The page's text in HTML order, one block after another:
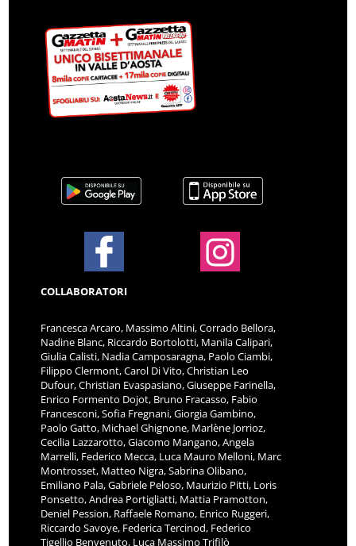
COLLABORATORI
Francesca Arcaro, Massimo Altini, Corrado Bellora,
Nadine Blanc, Riccardo Bortolotti, Manila Calipari,
Giulia Calisti, Nadia Camposaragna, Paolo Ciambi,
Filippo Clermont, Carol Di Vito, Christian Leo
Dufour, Christian Evaspasiano, Giuseppe Farinella,
Enrico Formento Dojot, Bruno Fracasso, Fabio
Francesconi, Sofia Fregnani, Giorgia Gambino,
Paolo Gatto, Michael Ghignone, Marlène Jorrioz,
Cecilia Lazzarotto, Giacomo Mangano, Angela
Marrelli, Federico Mecca, Luca Mauro Melloni, Marc
Montrosset, Matteo Nigra, Sabrina Olibano,
Emiliano Pala, Gabriele Peloso, Maurizio Pitti, Loris
Ponsetto, Andrea Portigliatti, Mattia Pramotton,
Deniel Pession, Raffaele Romano, Enrico Ruggeri,
Riccardo Savoye, Federica Tercinod, Federico
Tigellio Benvenuto, Luca Massimo Trifilò